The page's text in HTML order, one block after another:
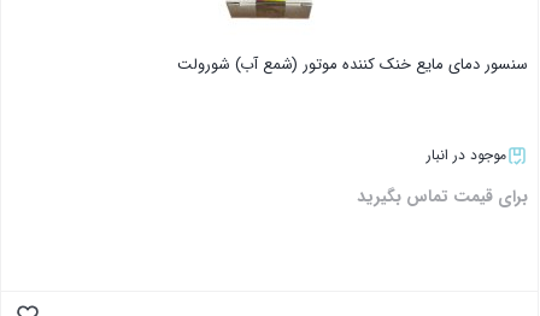
سنسور دمای مایع خنک کننده موتور (شمع آب) شورولت
موجود در انبار
برای قیمت تماس بگیرید